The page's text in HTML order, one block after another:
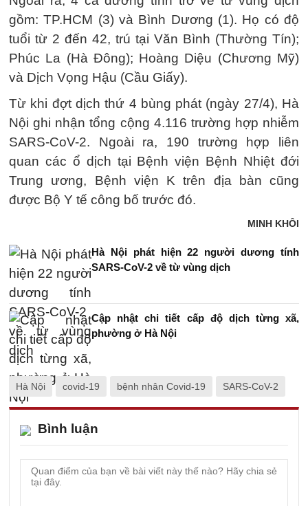
gồm: TP.HCM (3) và Bình Dương (1). Họ có độ
tuổi từ 2 đến 42, trú tại Văn Bình (Thường Tín);
Phúc La (Hà Đông); Hoàng Diệu (Chương Mỹ)
và Dịch Vọng Hậu (Cầu Giấy).
Từ khi đợt dịch thứ 4 bùng phát (ngày 27/4), Hà
Nội ghi nhận tổng cộng 4.116 trường hợp nhiễm
SARS-CoV-2. Ngoài ra, 190 trường hợp liên
quan các ổ dịch tại Bệnh viện Bệnh Nhiệt đới
Trung ương, Bệnh viện K trên địa bàn cũng
được Bộ Y tế công bố trước đó.
MINH KHÔI
Hà Nội phát hiện 22 người dương tính
SARS-CoV-2 về từ vùng dịch
Cập nhật chi tiết cấp độ dịch từng xã,
phường ở Hà Nội
Hà Nội covid-19 bệnh nhân Covid-19 SARS-CoV-2
Bình luận